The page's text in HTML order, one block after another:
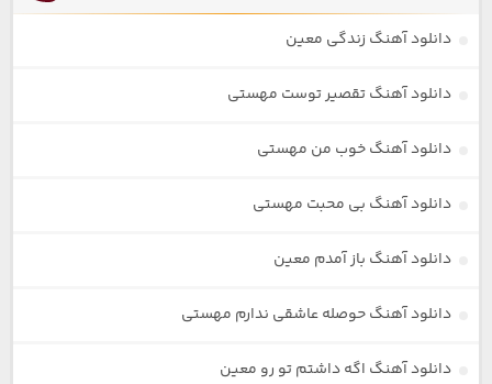
دانلود آهنگ زندگی معین
دانلود آهنگ تقصیر توست مهستی
دانلود آهنگ خوب من مهستی
دانلود آهنگ بی محبت مهستی
دانلود آهنگ باز آمدم معین
دانلود آهنگ حوصله عاشقی ندارم مهستی
دانلود آهنگ اگه داشتم تو رو معین